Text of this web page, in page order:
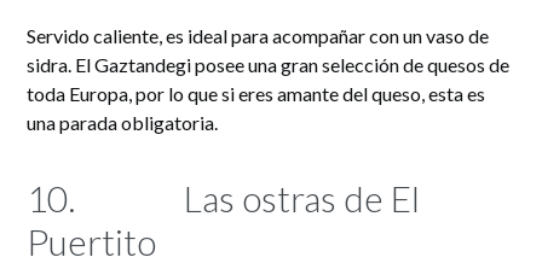
Servido caliente, es ideal para acompañar con un vaso de
sidra. El Gaztandegi posee una gran selección de quesos de
toda Europa, por lo que si eres amante del queso, esta es
una parada obligatoria.
10. Las ostras de El
Puertito